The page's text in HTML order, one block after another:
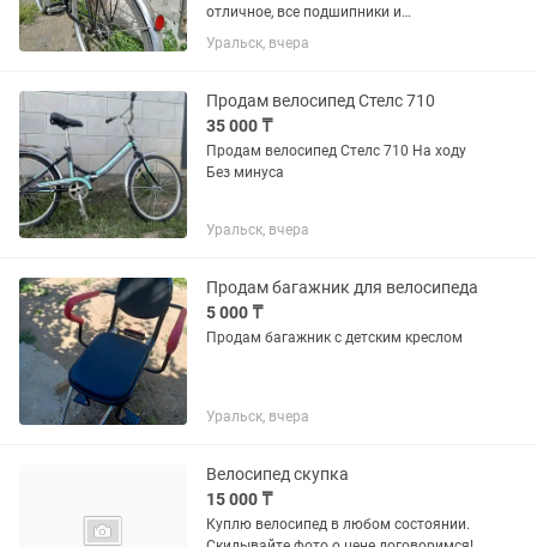
отличное, все подшипники и
механизмы смазаны и
отрегулированы. Денежных вложений
Уральск, вчера
Продам велосипед Стелс 710
35 000 ₸
Продам велосипед Стелс 710 На ходу
Без минуса
Уральск, вчера
Продам багажник для велосипеда
5 000 ₸
Продам багажник с детским креслом
Уральск, вчера
Велосипед скупка
15 000 ₸
Куплю велосипед в любом состоянии.